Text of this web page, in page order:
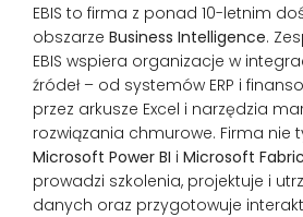
EBIS to firma z ponad 10-letnim
obszarze Business Intelligence.
EBIS wspiera organizacje w
źródeł – od systemów ERP i
przez arkusze Excel i narzędzia
rozwiązania chmurowe. Firma nie
Microsoft Power BI i Microsoft Fabric
prowadzi szkolenia, projektuje i
danych oraz przygotowuje